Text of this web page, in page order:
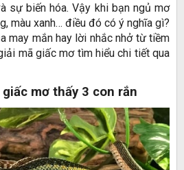
sự biến hóa. Vậy khi bạn ngủ mơ
màu xanh… điều đó có ý nghĩa gì?
may mắn hay lời nhắc nhở từ tiềm
mã giấc mơ tìm hiểu chi tiết qua
mơ thấy 3 con rắn